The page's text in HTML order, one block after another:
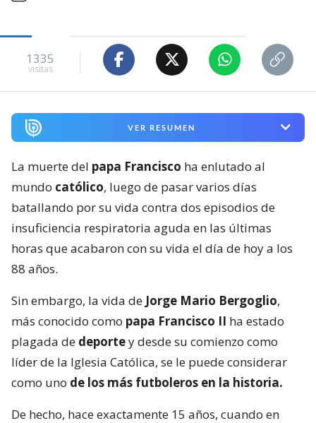
1335
visitas
VER RESUMEN
La muerte del papa Francisco ha enlutado al
mundo católico, luego de pasar varios días
batallando por su vida contra dos episodios de
insuficiencia respiratoria aguda en las últimas
horas que acabaron con su vida el día de hoy a los
88 años.
Sin embargo, la vida de Jorge Mario Bergoglio,
más conocido como papa Francisco II ha estado
plagada de deportey desde su comienzo como
líder de la Iglesia Católica, se le puede considerar
como uno de los más futboleros en la historia.
De hecho, hace exactamente 15 años, cuando en